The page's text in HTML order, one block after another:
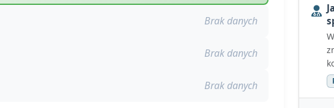
Brak danych
Brak danych
Brak danych